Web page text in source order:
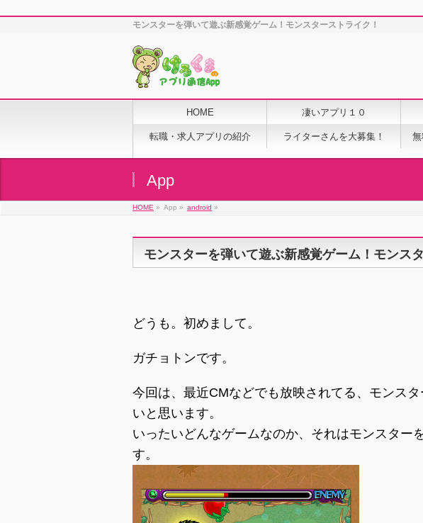
モンスターを弾いて遊ぶ新感覚ゲーム！モンスターストライク！
HOME 凄いアプリ１０
転職・求人アプリの紹介 ライターさんを大募集！
App
HOME » App » android »
モンスターを弾いて遊ぶ新感覚ゲーム！モンス
どうも。初めまして。
ガチョトンです。
今回は、最近CMなどでも放映されてる、モンス
いと思います。
いったいどんなゲームなのか、それはモンスター
す。